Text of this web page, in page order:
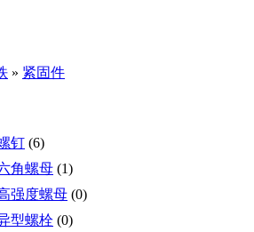
» 紧固件
钉 (6)
角螺母 (1)
强度螺母 (0)
型螺栓 (0)